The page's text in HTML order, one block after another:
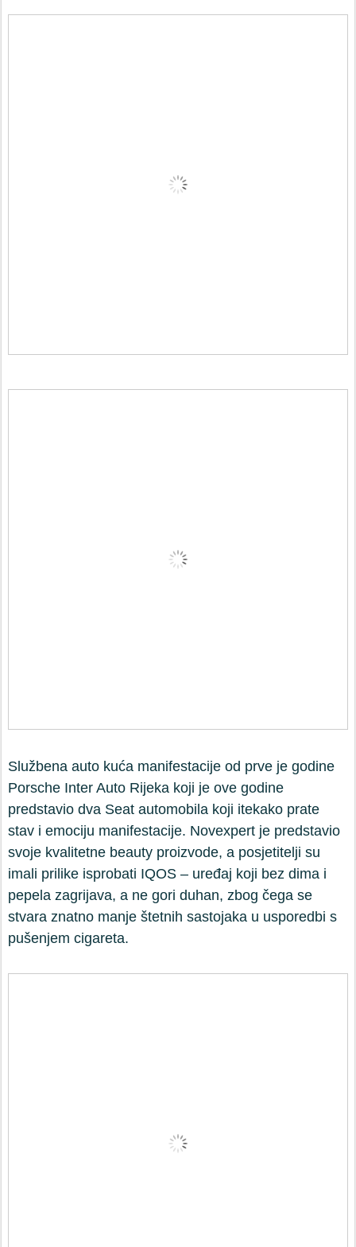
Službena auto kuća manifestacije od prve je godine
Porsche Inter Auto Rijeka koji je ove godine
predstavio dva Seat automobila koji itekako prate
stav i emociju manifestacije. Novexpert je predstavio
svoje kvalitetne beauty proizvode, a posjetitelji su
imali prilike isprobati IQOS – uređaj koji bez dima i
pepela zagrijava, a ne gori duhan, zbog čega se
stvara znatno manje štetnih sastojaka u usporedbi s
pušenjem cigareta.